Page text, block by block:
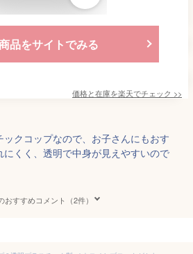
品をサイトでみる
価格と在庫を楽天でチェック >>
クコップなので、お子さんにもおす
くく、透明で中身が見えやすいので
おすすめコメント（2件）